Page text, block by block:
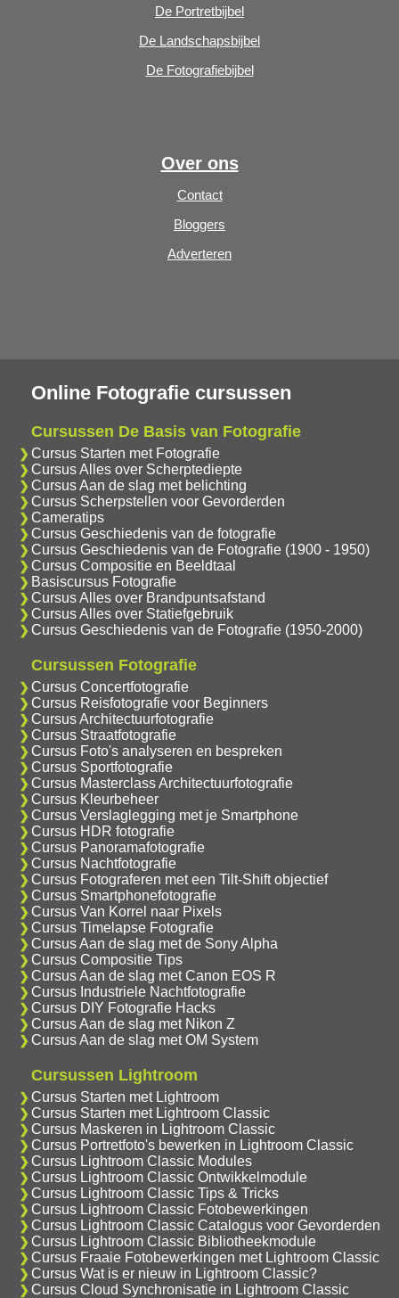
De Portretbijbel
De Landschapsbijbel
De Fotografiebijbel
Over ons
Contact
Bloggers
Adverteren
Online Fotografie cursussen
Cursussen De Basis van Fotografie
Cursus Starten met Fotografie
Cursus Alles over Scherptediepte
Cursus Aan de slag met belichting
Cursus Scherpstellen voor Gevorderden
Cameratips
Cursus Geschiedenis van de fotografie
Cursus Geschiedenis van de Fotografie (1900 - 1950)
Cursus Compositie en Beeldtaal
Basiscursus Fotografie
Cursus Alles over Brandpuntsafstand
Cursus Alles over Statiefgebruik
Cursus Geschiedenis van de Fotografie (1950-2000)
Cursussen Fotografie
Cursus Concertfotografie
Cursus Reisfotografie voor Beginners
Cursus Architectuurfotografie
Cursus Straatfotografie
Cursus Foto's analyseren en bespreken
Cursus Sportfotografie
Cursus Masterclass Architectuurfotografie
Cursus Kleurbeheer
Cursus Verslaglegging met je Smartphone
Cursus HDR fotografie
Cursus Panoramafotografie
Cursus Nachtfotografie
Cursus Fotograferen met een Tilt-Shift objectief
Cursus Smartphonefotografie
Cursus Van Korrel naar Pixels
Cursus Timelapse Fotografie
Cursus Aan de slag met de Sony Alpha
Cursus Compositie Tips
Cursus Aan de slag met Canon EOS R
Cursus Industriele Nachtfotografie
Cursus DIY Fotografie Hacks
Cursus Aan de slag met Nikon Z
Cursus Aan de slag met OM System
Cursussen Lightroom
Cursus Starten met Lightroom
Cursus Starten met Lightroom Classic
Cursus Maskeren in Lightroom Classic
Cursus Portretfoto's bewerken in Lightroom Classic
Cursus Lightroom Classic Modules
Cursus Lightroom Classic Ontwikkelmodule
Cursus Lightroom Classic Tips & Tricks
Cursus Lightroom Classic Fotobewerkingen
Cursus Lightroom Classic Catalogus voor Gevorderden
Cursus Lightroom Classic Bibliotheekmodule
Cursus Fraaie Fotobewerkingen met Lightroom Classic
Cursus Wat is er nieuw in Lightroom Classic?
Cursus Cloud Synchronisatie in Lightroom Classic